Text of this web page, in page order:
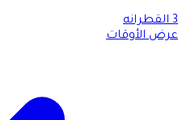
3 القطرانه
عرض الأوقات